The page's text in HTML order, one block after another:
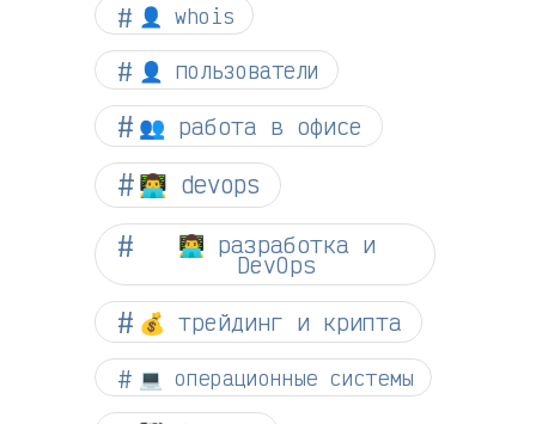
👤 whois
👤 пользователи
👥 работа в офисе
👨‍💻 devops
👨‍💻 разработка и
DevOps
💰 трейдинг и крипта
💻 операционные системы